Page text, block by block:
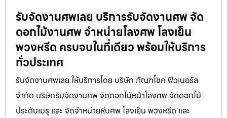
รับจัดงานศพเลย บริการรับจัดงานศพ จัด
ดอกไม้งานศพ จำหน่ายโลงศพ โลงเย็น
พวงหรีด ครบจบในที่เดียว พร้อมให้บริการ
ทั่วประเทศ
รับจัดงานศพเลย ให้บริการโดย บริษัท ภัณฑโชค ฟิวเนอรัล
จำกัด บริษัทรับจัดงานศพ จัดดอกไม้หน้าโลงศพ จัดดอกไม้
ประดับเมรุ และ จัดจำหน่ายหีบศพ โลงเย็น พวงหรีด และ